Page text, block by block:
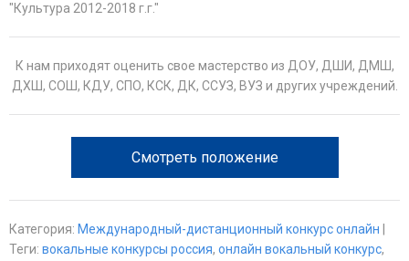
"Культура 2012-2018 г.г."
К нам приходят оценить свое мастерство из ДОУ, ДШИ, ДМШ,
ДХШ, СОШ, КДУ, СПО, КСК, ДК, ССУЗ, ВУЗ и других учреждений.
Смотреть положение
Категория: Международный-дистанционный конкурс онлайн
Теги: вокальные конкурсы россия, онлайн вокальный конкурс,